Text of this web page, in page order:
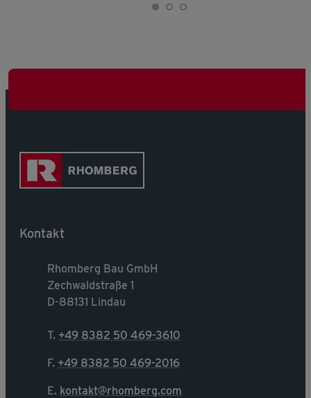
Kontakt
Rhomberg Bau GmbH
Zechwaldstraße 1
D-88131 Lindau
T. +49 8382 50 469-3610
F. +49 8382 50 469-2016
E. kontakt@rhomberg.com